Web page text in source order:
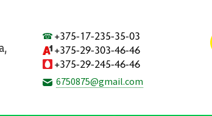
+375-17-235-35-03
+375-29-303-46-46
+375-29-245-46-46
6750875@gmail.com